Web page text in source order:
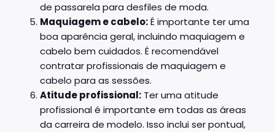
de passarela para desfiles de moda.
Maquiagem e cabelo:É importante ter uma
boa aparência geral, incluindo maquiagem e
cabelo bem cuidados. É recomendável
contratar profissionais de maquiagem e
cabelo para as sessões.
Atitude profissional: Ter uma atitude
profissional é importante em todas as áreas
da carreira de modelo. Isso inclui ser pontual,